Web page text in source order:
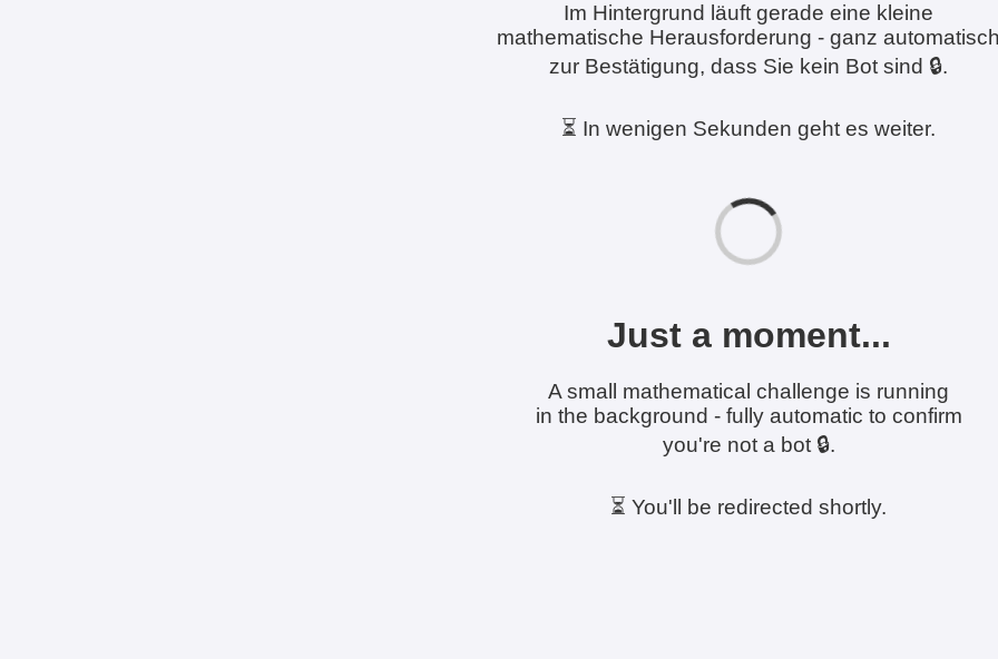
Im Hintergrund läuft gerade eine kleine
mathematische Herausforderung - ganz
zur Bestätigung, dass Sie kein Bot sind 🔒.
⏳ In wenigen Sekunden geht es weiter.
Just a moment...
A small mathematical challenge is running
in the background - fully automatic to confirm
you're not a bot 🔒.
⏳ You'll be redirected shortly.